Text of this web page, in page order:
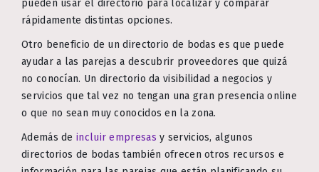
pueden usar el directorio para localizar y comparar
rápidamente distintas opciones.
Otro beneficio de un directorio de bodas es que puede
ayudar a las parejas a descubrir proveedores que quizá
no conocían. Un directorio da visibilidad a negocios y
servicios que tal vez no tengan una gran presencia online
o que no sean muy conocidos en la zona.
Además deincluir empresas y servicios, algunos
directorios de bodas también ofrecen otros recursos e